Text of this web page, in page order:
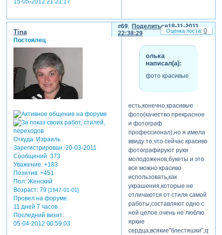
15-05-2012 21:21:17
Поделиться
69
18-11-2011
22:38:29
Tina
Постоялец
Откуда:Израиль
Зарегистрирован: 20-03-2011
Сообщений:373
Уважение: +183
Позитив: +451
Пол:Женский
Возраст:79 [1947-01-01]
Провел на форуме:
11 дней 7 часов
Последний визит:
05-04-2012 00:59:03
олька
написал(а):
фото красивые
есть,конечно,красивые
фото(качество прекрасное
и фотограф
профессионал),но я имела
ввиду то,что сейчас красиво
фотографируют руки
молодоженов,букеты и это
все можно красиво
использовать,как
украшения,которые не
отличаются от стиля самой
работы,составляют одно с
ней целое.очень не люблю
яркие
0